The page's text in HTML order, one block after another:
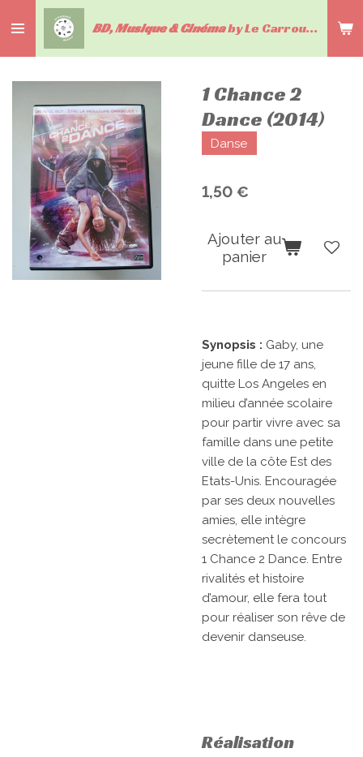
au
contenu
BD, Musique & Cinémaby Le Carrousel du livre
1 Chance 2
Dance (2014)
Danse
1,50 €
Ajouter au
panier
Synopsis : Gaby, une
jeune fille de 17 ans,
quitte Los Angeles en
milieu d’année scolaire
pour partir vivre avec sa
famille dans une petite
ville de la côte Est des
Etats-Unis. Encouragée
par ses deux nouvelles
amies, elle intègre
secrètement le concours
1 Chance 2 Dance. Entre
rivalités et histoire
d’amour, elle fera tout
pour réaliser son rêve de
devenir danseuse.
Réalisation